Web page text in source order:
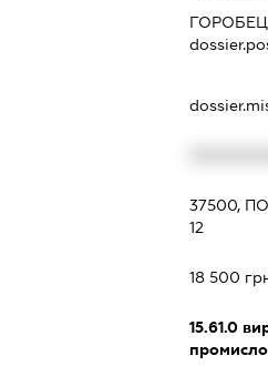
37500,
12
18 500
15.61.0